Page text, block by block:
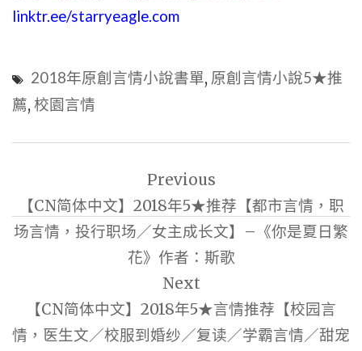
linktr.ee/starryeagle.com
2018年原創言情小說書單, 原創言情小說5★推
薦, 校園言情
導
覽
Previous
【CN简体中文】2018年5★推荐【都市言情，职
场言情，投行职场／女主成长文】–《你是夏日繁
花》作者：斯歌
Next
【CN简体中文】2018年5★言情推荐【校园言
情，医生文／校服到婚纱／复读／学霸言情／甜宠